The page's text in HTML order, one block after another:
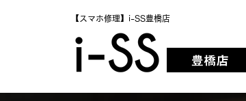
【スマホ修理】i-SS豊橋店